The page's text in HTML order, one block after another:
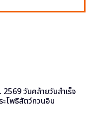
วันคล้ายวันสำเร็จ
โพธิสัตว์กวนอิม